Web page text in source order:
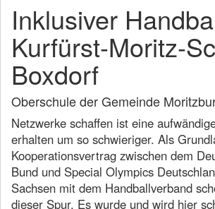
Inklusiver
Kurfürst-Moritz-
Boxdorf
Oberschule der Gemeinde
Netzwerke schaffen ist eine
erhalten um so schwieriger. Als
Kooperationsvertrag zwischen dem
Bund und Special Olympics
Sachsen mit dem Handballverband
dieser Spur. Es wurde und wird hier